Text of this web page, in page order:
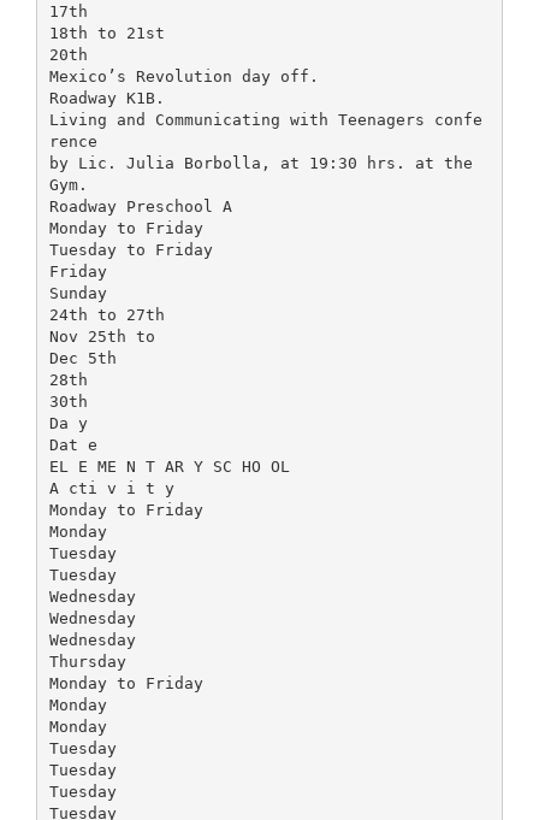
17th
18th to 21st
20th
Mexico’s Revolution day off.
Roadway K1B.
Living and Communicating with Teenagers confe
rence
by Lic. Julia Borbolla, at 19:30 hrs. at the
Gym.
Roadway Preschool A
Monday to Friday
Tuesday to Friday
Friday
Sunday
24th to 27th
Nov 25th to
Dec 5th
28th
30th
Da y
Dat e
EL E ME N T AR Y SC HO OL
A cti v i t y
Monday to Friday
Monday
Tuesday
Tuesday
Wednesday
Wednesday
Wednesday
Thursday
Monday to Friday
Monday
Monday
Tuesday
Tuesday
Tuesday
Tuesday